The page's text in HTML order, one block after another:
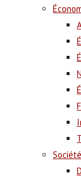
Société